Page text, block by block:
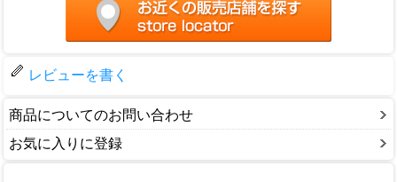
レビューを書く
商品についてのお問い合わせ
お気に入りに登録